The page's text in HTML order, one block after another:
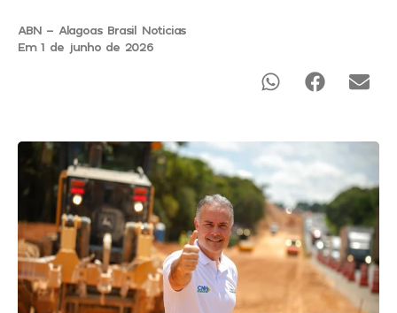
ABN - Alagoas Brasil Noticias
Em 1 de junho de 2026